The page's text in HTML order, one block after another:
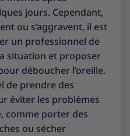
jours. Cependant,
ou s’aggravent, il est
un professionnel de
situation et proposer
déboucher l’oreille.
de prendre des
éviter les problèmes
comme porter des
ou sécher